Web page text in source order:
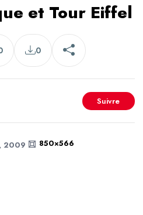
et Tour Eiffel
0
Suivre
2009 850×566